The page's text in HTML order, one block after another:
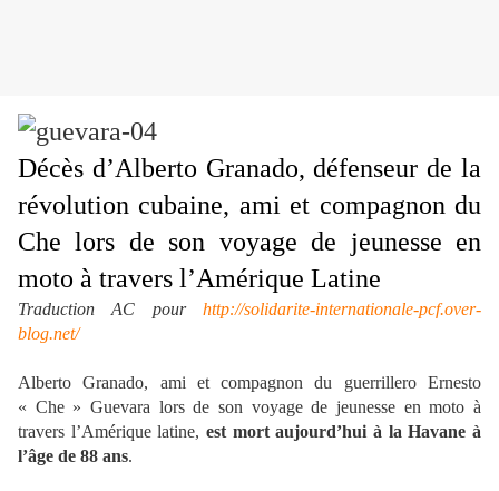
Décès d’Alberto Granado, défenseur de la
révolution cubaine, ami et compagnon du
Che lors de son voyage de jeunesse en
moto à travers l’Amérique Latine
Traduction AC pour http://solidarite-internationale-pcf.over-
blog.net/
Alberto Granado, ami et compagnon du guerrillero Ernesto
« Che » Guevara lors de son voyage de jeunesse en moto à
travers l’Amérique latine, est mort aujourd’hui à la Havane à
l’âge de 88 ans.